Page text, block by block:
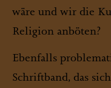
wäre und wir die
Religion anböten?
Ebenfalls
Schriftband, das